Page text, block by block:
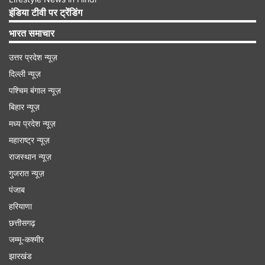
पूजा के बाद लगाते हैं और साथ ही इन चीजों का सेवन खुद भी
करते हैं। ऐसे करने से भक्त माता शीतला के प्रति अपनी
श्रद्धा प्रकट करते हैं।
इंडिया टीवी पर ट्रेंडिंग
भारत समाचार
उत्तर प्रदेश न्यूज़
दिल्ली न्यूज़
पश्चिम बंगाल न्यूज़
बिहार न्यूज़
मध्य प्रदेश न्यूज़
महाराष्ट्र न्यूज़
राजस्थान न्यूज़
गुजरात न्यूज़
पंजाब
हरियाणा
छत्तीसगढ़
जम्मू-कश्मीर
झारखंड